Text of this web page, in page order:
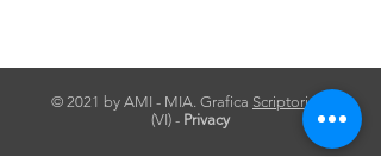
© 2021 by AMI - MIA. Grafica Scriptorium
(VI) - Privacy